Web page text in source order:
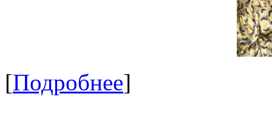
[Подробнее]